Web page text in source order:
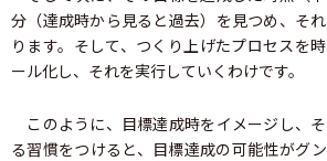
分（達成時から見ると過去）を見つめ、そ
ります。そして、つくり上げたプロセスを
ール化し、それを実行していくわけです。
このように、目標達成時をイメージし、
る習慣をつけると、目標達成の可能性がグ